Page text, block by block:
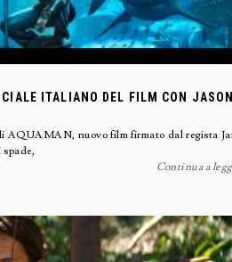
ITALIANO DEL FILM CON JASON
AQUAMAN, nuovo film firmato dal regista
Continua a